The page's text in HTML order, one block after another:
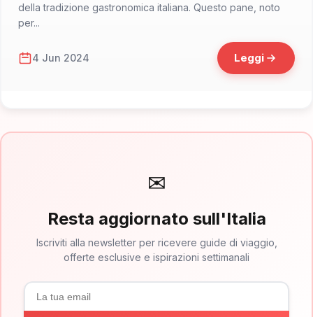
della tradizione gastronomica italiana. Questo pane, noto
per...
4 Jun 2024 Leggi
✉
Resta aggiornato sull'Italia
Iscriviti alla newsletter per ricevere guide di viaggio,
offerte esclusive e ispirazioni settimanali